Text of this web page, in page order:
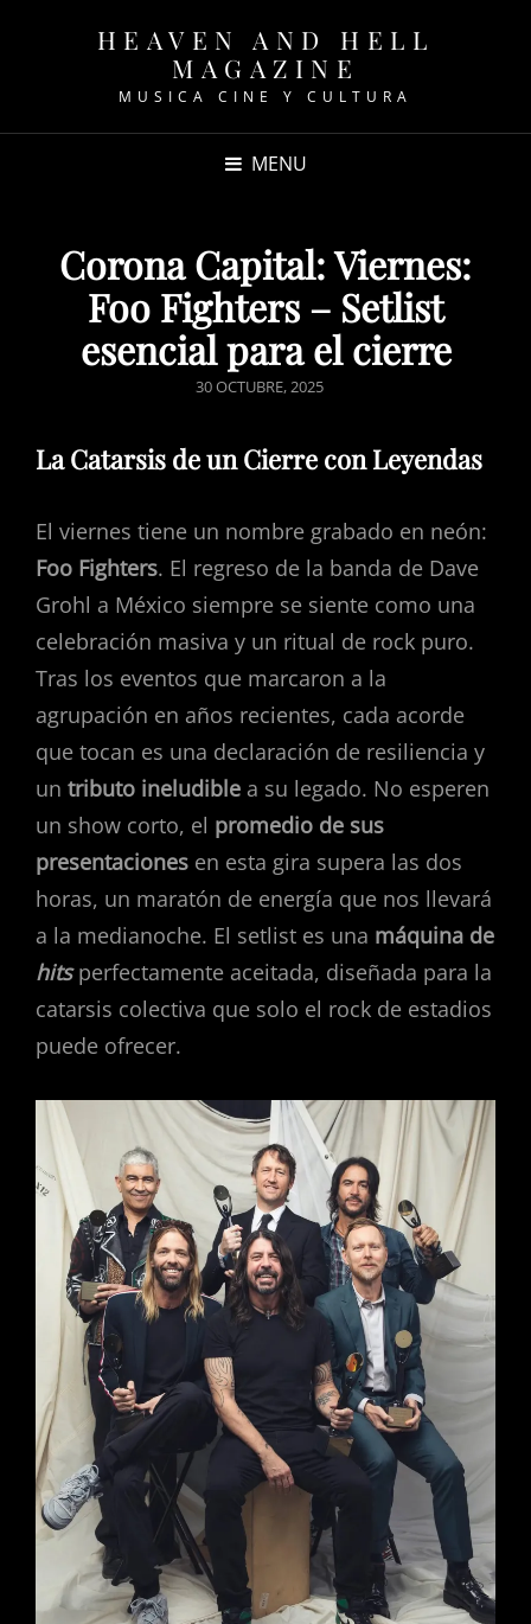
HEAVEN AND HELL
MAGAZINE
MUSICA CINE Y CULTURA
MENU
Corona Capital: Viernes:
Foo Fighters – Setlist
esencial para el cierre
POSTED
30 OCTUBRE, 2025
La Catarsis de un Cierre con Leyendas
El viernes tiene un nombre grabado en neón:
Foo Fighters. El regreso de la banda de Dave
Grohl a México siempre se siente como una
celebración masiva y un ritual de rock puro.
Tras los eventos que marcaron a la
agrupación en años recientes, cada acorde
que tocan es una declaración de resiliencia y
un tributo ineludible a su legado. No esperen
un show corto, el promedio de sus
presentaciones en esta gira supera las dos
horas, un maratón de energía que nos llevará
a la medianoche. El setlist es una máquina de
hitsperfectamente aceitada, diseñada para la
catarsis colectiva que solo el rock de estadios
puede ofrecer.